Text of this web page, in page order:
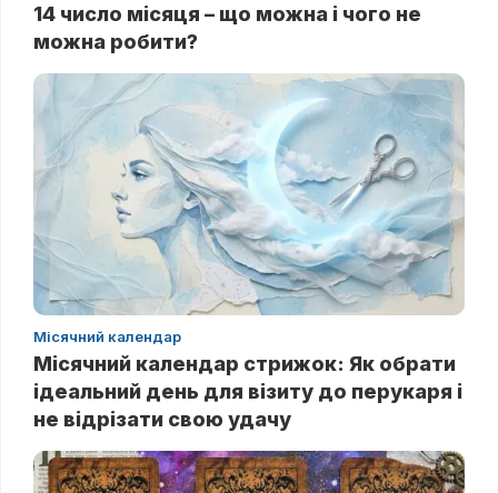
14 число місяця – що можна і чого не
можна робити?
Місячний календар
Місячний календар стрижок: Як обрати
ідеальний день для візиту до перукаря і
не відрізати свою удачу